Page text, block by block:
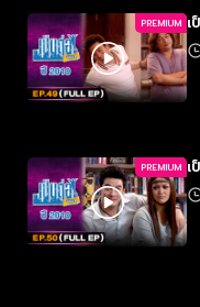
PREMIUM เ
PREMIUM เ